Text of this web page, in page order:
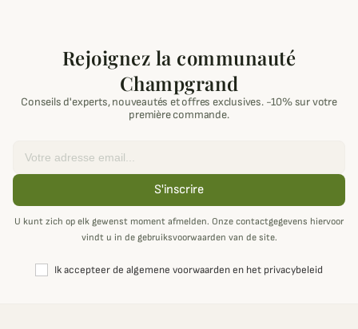
Rejoignez la communauté
Champgrand
Conseils d'experts, nouveautés et offres exclusives. -10% sur votre
première commande.
S'inscrire
U kunt zich op elk gewenst moment afmelden. Onze contactgegevens hiervoor
vindt u in de gebruiksvoorwaarden van de site.
Ik accepteer de algemene voorwaarden en het privacybeleid